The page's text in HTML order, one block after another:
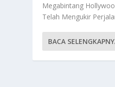
Megabintang
Telah Mengukir
BACA